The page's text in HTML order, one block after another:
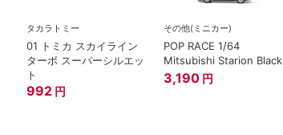
タカラトミー
01 トミカ スカイライン
ターボ スーパーシルエッ
ト
992 円
その他(ミニカー)
POP RACE 1/64
Mitsubishi Starion Black
3,190 円